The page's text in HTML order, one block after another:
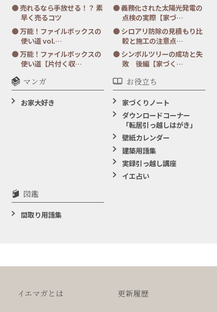
売れるなら手放せる！？ 素
早く売るコツ
万能！ファイルボックスの
使い道 vol.…
万能！ファイルボックスの
使い道【片付く収…
義務化された太陽光発電の
点検の実際【家づ…
シロアリ防除の見積もり比
較と施工の注意点…
シンボルツリーの成功と失
敗 後編【家づく…
マンガ
お家大好き
お役立ち
家づくりノート
ダウンロードコーナー
「転居引っ越しはがき」
壁紙カレンダー
建築用語集
実録引っ越し講座
イエ占い
図鑑
間取り用語集
イエマガとは 更新履歴